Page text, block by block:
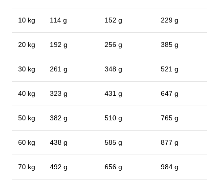
10 kg 114 g 152 g 229 g
20 kg 192 g 256 g 385 g
30 kg 261 g 348 g 521 g
40 kg 323 g 431 g 647 g
50 kg 382 g 510 g 765 g
60 kg 438 g 585 g 877 g
70 kg 492 g 656 g 984 g